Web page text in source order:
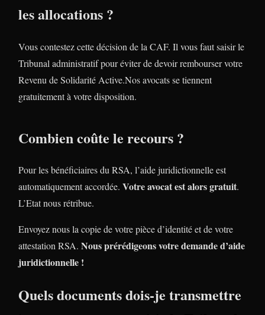
les allocations ?
Vous contestez cette décision de la CAF. Il vous faut saisir le
Tribunal administratif pour éviter de devoir rembourser votre
Revenu de Solidarité Active.Nos avocats se tiennent
gratuitement à votre disposition.
Combien coûte le recours ?
Pour les bénéficiaires du RSA, l’aide juridictionnelle est
automatiquement accordée. Votre avocat est alors gratuit.
L’Etat nous rétribue.
Envoyez nous la copie de votre pièce d’identité et de votre
attestation RSA. Nous prérédigeons votre demande d’aide
juridictionnelle !
Quels documents dois-je transmettre